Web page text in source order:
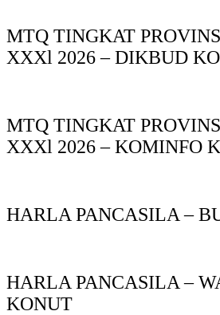
MTQ TINGKAT
XXXl 2026 – DIKBUD
MTQ TINGKAT
XXXl 2026 – KOMINFO
HARLA PANCASILA –
HARLA PANCASILA –
KONUT